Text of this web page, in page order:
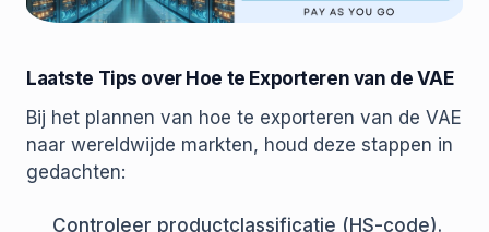
Laatste Tips over Hoe te Exporteren van de VAE
Bij het plannen van hoe te exporteren van de VAE
naar wereldwijde markten, houd deze stappen in
gedachten:
Controleer productclassificatie (HS-code).